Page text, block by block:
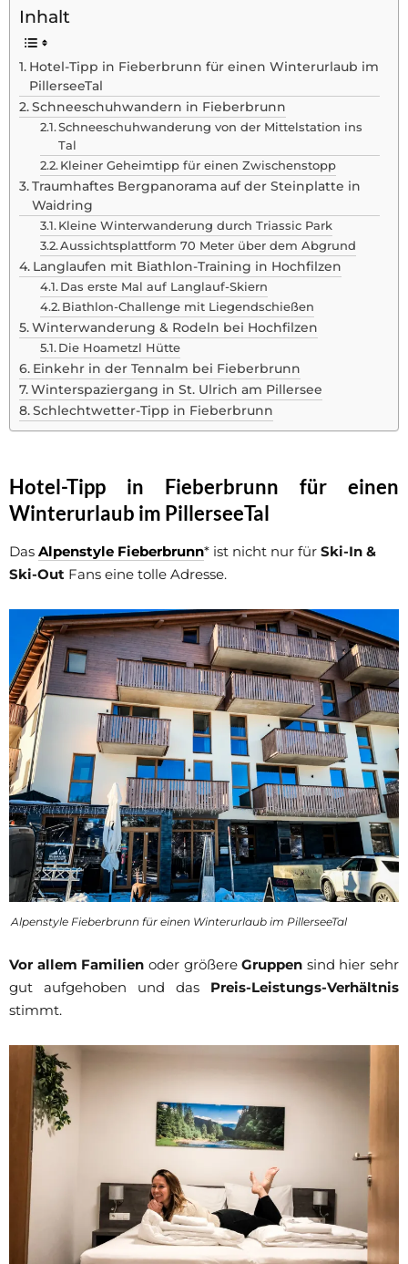
Inhalt
Hotel-Tipp in Fieberbrunn für einen Winterurlaub im
PillerseeTal
Schneeschuhwandern in Fieberbrunn
Schneeschuhwanderung von der Mittelstation ins
Tal
Kleiner Geheimtipp für einen Zwischenstopp
Traumhaftes Bergpanorama auf der Steinplatte in
Waidring
Kleine Winterwanderung durch Triassic Park
Aussichtsplattform 70 Meter über dem Abgrund
Langlaufen mit Biathlon-Training in Hochfilzen
Das erste Mal auf Langlauf-Skiern
Biathlon-Challenge mit Liegendschießen
Winterwanderung & Rodeln bei Hochfilzen
Die Hoametzl Hütte
Einkehr in der Tennalm bei Fieberbrunn
Winterspaziergang in St. Ulrich am Pillersee
Schlechtwetter-Tipp in Fieberbrunn
Hotel-Tipp in Fieberbrunn für einen
Winterurlaub im PillerseeTal
Das Alpenstyle Fieberbrunn* ist nicht nur für Ski-In &
Ski-Out Fans eine tolle Adresse.
Alpenstyle Fieberbrunn für einen Winterurlaub im PillerseeTal
Vor allem Familien oder größereGruppen sind hier sehr
gut aufgehoben und das Preis-Leistungs-Verhältnis
stimmt.